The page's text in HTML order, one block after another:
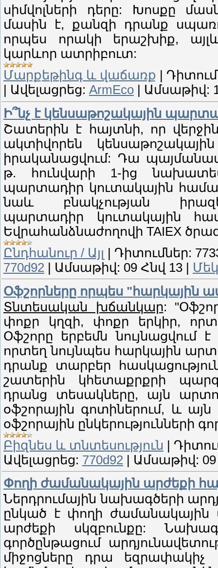
սիմվոլների դերը: Խոսքը
մասին է, քանզի դրանք
որպես որակի երաշխիք,
կարևոր ատրիբուտ:
Մարքեթինգ և վաճառք
Ավելացրեց: ArmEco Ամսաթիվ:
Ի՞նչ է կենսաթոշակային
Շատերին է հայտնի, որ
ակտիվորեն
իրականացվում: Դա
թ. հունվարի 1-ից
պարտադիր կուտակային
նաև բնակչության
պարտադիր կուտակային
Եվրահանձնաժողովի TAIEX
Ընդհանուր / Այլ
Դիտումներ:
770d92
Ամսաթիվ: 09 Հնվ 13
Օֆշորները որպես "հարկային
Տնտեսական խճանկար:
փոքր կղզի, փոքր երկիր,
Օֆշորը երբեմն
որտեղ նույնպես հարկային
դրանք տարբեր
շատերին կհետաքրքրի
դրանց տեսակները, այն
օֆշորային գոտիներում, և
օֆշորային ընկերությունների
Բիզնես և տնտեսություն |
Ավելացրեց: 770d92 | Ամսաթիվ:
Փողի ժամանակային արժեքի
Ներդրումային նախագծերի
ընկած է փողի ժամանակային
արժեքի սկզբունքը:
գործընթացում
միջոցները դրա եզրափակիչ